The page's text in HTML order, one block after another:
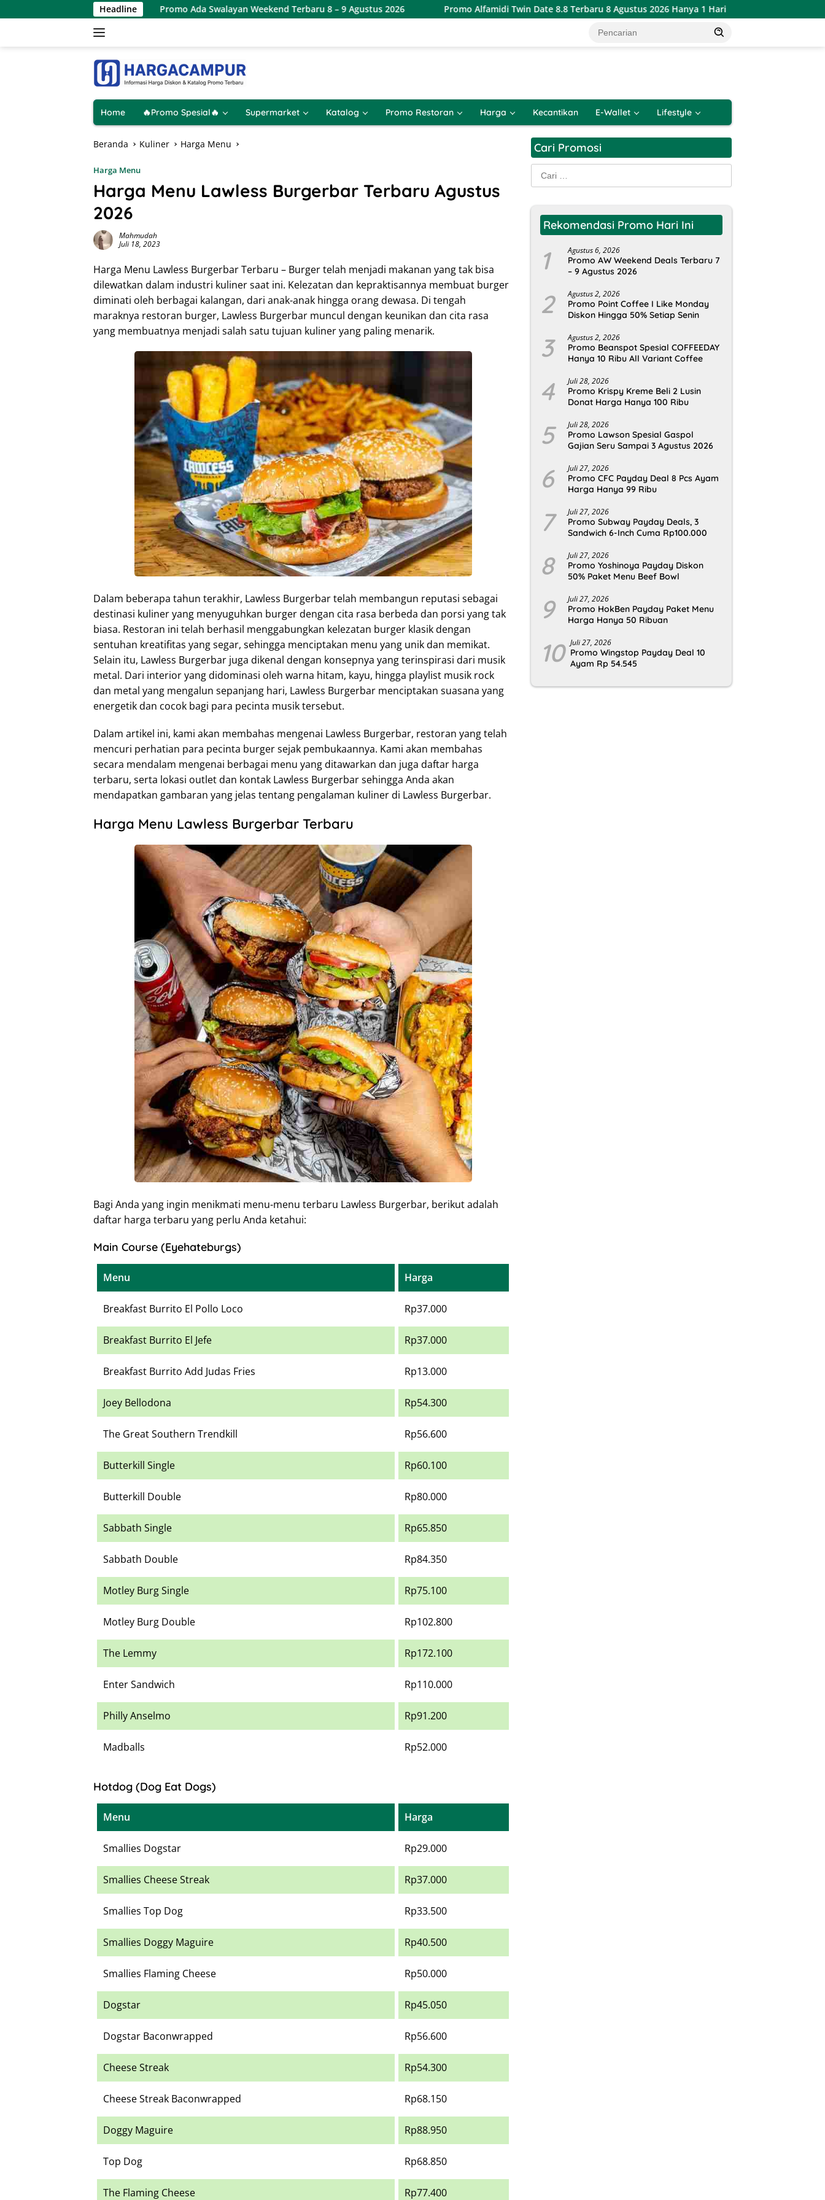
ke
Headline
Promo Ada Swalayan Weekend Terbaru 8 – 9 Agustus 2026 Promo Alfamidi Twin Date 8.8 Terbaru 8 Agustus 2026 Hanya 1 Hari Katalog Promo PSM
Home 🔥Promo Spesial🔥 Supermarket Katalog Promo Restoran Harga Kecantikan E-Wallet Lifestyle
Beranda Kuliner Harga Menu
Harga Menu
Harga Menu Lawless Burgerbar Terbaru Agustus
2026
Mahmudah
Juli 18, 2023
Harga Menu Lawless Burgerbar Terbaru – Burger telah menjadi makanan yang tak bisa
dilewatkan dalam industri kuliner saat ini. Kelezatan dan kepraktisannya membuat burger
diminati oleh berbagai kalangan, dari anak-anak hingga orang dewasa. Di tengah
maraknya restoran burger, Lawless Burgerbar muncul dengan keunikan dan cita rasa
yang membuatnya menjadi salah satu tujuan kuliner yang paling menarik.
Dalam beberapa tahun terakhir, Lawless Burgerbar telah membangun reputasi sebagai
destinasi kuliner yang menyuguhkan burger dengan cita rasa berbeda dan porsi yang tak
biasa. Restoran ini telah berhasil menggabungkan kelezatan burger klasik dengan
sentuhan kreatifitas yang segar, sehingga menciptakan menu yang unik dan memikat.
Selain itu, Lawless Burgerbar juga dikenal dengan konsepnya yang terinspirasi dari musik
metal. Dari interior yang didominasi oleh warna hitam, kayu, hingga playlist musik rock
dan metal yang mengalun sepanjang hari, Lawless Burgerbar menciptakan suasana yang
energetik dan cocok bagi para pecinta musik tersebut.
Dalam artikel ini, kami akan membahas mengenai Lawless Burgerbar, restoran yang telah
mencuri perhatian para pecinta burger sejak pembukaannya. Kami akan membahas
secara mendalam mengenai berbagai menu yang ditawarkan dan juga daftar harga
terbaru, serta lokasi outlet dan kontak Lawless Burgerbar sehingga Anda akan
mendapatkan gambaran yang jelas tentang pengalaman kuliner di Lawless Burgerbar.
Harga Menu Lawless Burgerbar Terbaru
Bagi Anda yang ingin menikmati menu-menu terbaru Lawless Burgerbar, berikut adalah
daftar harga terbaru yang perlu Anda ketahui:
Main Course (Eyehateburgs)
Menu Harga
Breakfast Burrito El Pollo Loco Rp37.000
Breakfast Burrito El Jefe Rp37.000
Breakfast Burrito Add Judas Fries Rp13.000
Joey Bellodona Rp54.300
The Great Southern Trendkill Rp56.600
Butterkill Single Rp60.100
Butterkill Double Rp80.000
Sabbath Single Rp65.850
Sabbath Double Rp84.350
Motley Burg Single Rp75.100
Motley Burg Double Rp102.800
The Lemmy Rp172.100
Enter Sandwich Rp110.000
Philly Anselmo Rp91.200
Madballs Rp52.000
Hotdog (Dog Eat Dogs)
Menu Harga
Smallies Dogstar Rp29.000
Smallies Cheese Streak Rp37.000
Smallies Top Dog Rp33.500
Smallies Doggy Maguire Rp40.500
Smallies Flaming Cheese Rp50.000
Dogstar Rp45.050
Dogstar Baconwrapped Rp56.600
Cheese Streak Rp54.300
Cheese Streak Baconwrapped Rp68.150
Doggy Maguire Rp88.950
Top Dog Rp68.850
The Flaming Cheese Rp77.400
Cari Promosi
Cari
untuk:
Rekomendasi Promo Hari Ini
1 Agustus 6, 2026
Promo AW Weekend Deals Terbaru 7
– 9 Agustus 2026
2 Agustus 2, 2026
Promo Point Coffee I Like Monday
Diskon Hingga 50% Setiap Senin
3 Agustus 2, 2026
Promo Beanspot Spesial COFFEEDAY
Hanya 10 Ribu All Variant Coffee
4 Juli 28, 2026
Promo Krispy Kreme Beli 2 Lusin
Donat Harga Hanya 100 Ribu
5 Juli 28, 2026
Promo Lawson Spesial Gaspol
Gajian Seru Sampai 3 Agustus 2026
6 Juli 27, 2026
Promo CFC Payday Deal 8 Pcs Ayam
Harga Hanya 99 Ribu
7 Juli 27, 2026
Promo Subway Payday Deals, 3
Sandwich 6-Inch Cuma Rp100.000
8 Juli 27, 2026
Promo Yoshinoya Payday Diskon
50% Paket Menu Beef Bowl
9 Juli 27, 2026
Promo HokBen Payday Paket Menu
Harga Hanya 50 Ribuan
10 Juli 27, 2026
Promo Wingstop Payday Deal 10
Ayam Rp 54.545